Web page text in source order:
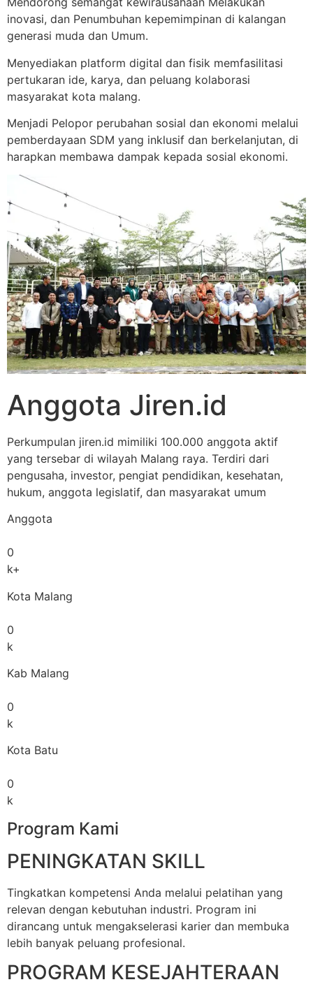
inovasi, dan Penumbuhan kepemimpinan di kalangan
generasi muda dan Umum.
Menyediakan platform digital dan fisik memfasilitasi
pertukaran ide, karya, dan peluang kolaborasi
masyarakat kota malang.
Menjadi Pelopor perubahan sosial dan ekonomi melalui
pemberdayaan SDM yang inklusif dan berkelanjutan, di
harapkan membawa dampak kepada sosial ekonomi.
Anggota Jiren.id
Perkumpulan jiren.id mimiliki 100.000 anggota aktif
yang tersebar di wilayah Malang raya. Terdiri dari
pengusaha, investor, pengiat pendidikan, kesehatan,
hukum, anggota legislatif, dan masyarakat umum
Anggota
0
k+
Kota Malang
0
k
Kab Malang
0
k
Kota Batu
0
k
Program Kami
PENINGKATAN SKILL
Tingkatkan kompetensi Anda melalui pelatihan yang
relevan dengan kebutuhan industri. Program ini
dirancang untuk mengakselerasi karier dan membuka
lebih banyak peluang profesional.
PROGRAM KESEJAHTERAAN